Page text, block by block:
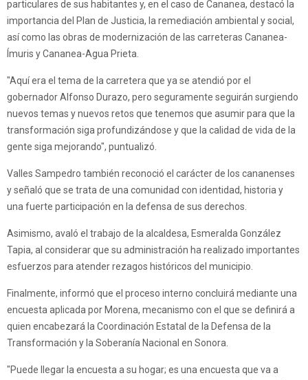
particulares de sus habitantes y, en el caso de Cananea, destacó la
importancia del Plan de Justicia, la remediación ambiental y social,
así como las obras de modernización de las carreteras Cananea-
Ímuris y Cananea-Agua Prieta.
"Aquí era el tema de la carretera que ya se atendió por el
gobernador Alfonso Durazo, pero seguramente seguirán surgiendo
nuevos temas y nuevos retos que tenemos que asumir para que la
transformación siga profundizándose y que la calidad de vida de la
gente siga mejorando", puntualizó.
Valles Sampedro también reconoció el carácter de los cananenses
y señaló que se trata de una comunidad con identidad, historia y
una fuerte participación en la defensa de sus derechos.
Asimismo, avaló el trabajo de la alcaldesa, Esmeralda González
Tapia, al considerar que su administración ha realizado importantes
esfuerzos para atender rezagos históricos del municipio.
Finalmente, informó que el proceso interno concluirá mediante una
encuesta aplicada por Morena, mecanismo con el que se definirá a
quien encabezará la Coordinación Estatal de la Defensa de la
Transformación y la Soberanía Nacional en Sonora.
"Puede llegar la encuesta a su hogar; es una encuesta que va a